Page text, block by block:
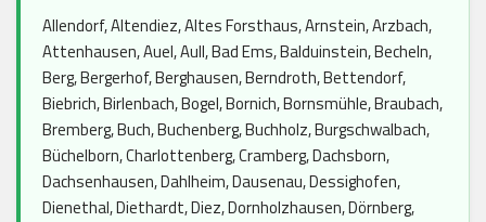
Allendorf, Altendiez, Altes Forsthaus, Arnstein, Arzbach,
Attenhausen, Auel, Aull, Bad Ems, Balduinstein, Becheln,
Berg, Bergerhof, Berghausen, Berndroth, Bettendorf,
Biebrich, Birlenbach, Bogel, Bornich, Bornsmühle, Braubach,
Bremberg, Buch, Buchenberg, Buchholz, Burgschwalbach,
Büchelborn, Charlottenberg, Cramberg, Dachsborn,
Dachsenhausen, Dahlheim, Dausenau, Dessighofen,
Dienethal, Diethardt, Diez, Dornholzhausen, Dörnberg,